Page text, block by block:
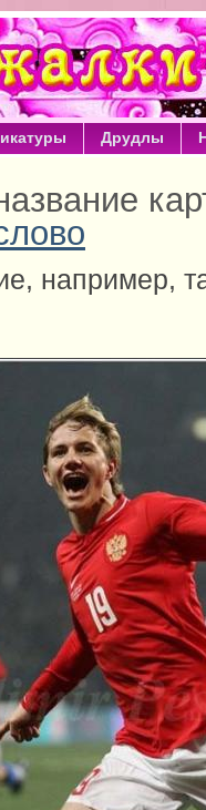
Друдлы
например,